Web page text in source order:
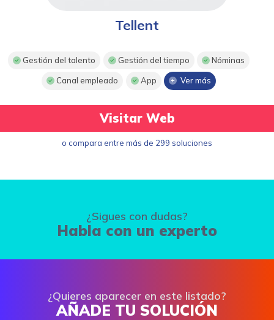
Tellent
Gestión del talento Gestión del tiempo Nóminas
Canal empleado App Ver más
Visitar Web
o compara entre más de 299 soluciones
¿Sigues con dudas?
Habla con un experto
¿Quieres aparecer en este listado?
AÑADE TU SOLUCIÓN